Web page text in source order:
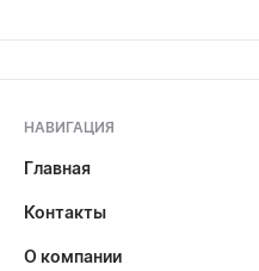
НАВИГАЦИЯ
Главная
Контакты
О компании